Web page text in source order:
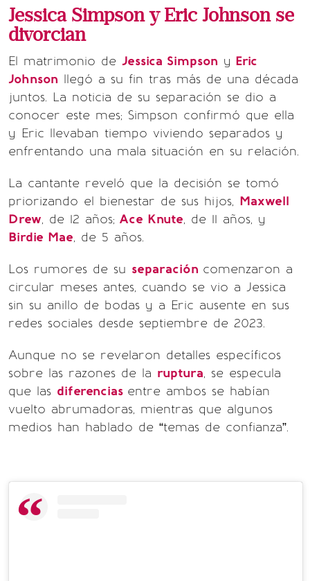
Jessica Simpson y Eric Johnson se
divorcian
El matrimonio de Jessica Simpson y Eric
Johnson llegó a su fin tras más de una década
juntos. La noticia de su separación se dio a
conocer este mes; Simpson confirmó que ella
y Eric llevaban tiempo viviendo separados y
enfrentando una mala situación en su relación.
La cantante reveló que la decisión se tomó
priorizando el bienestar de sus hijos, Maxwell
Drew, de 12 años; Ace Knute, de 11 años, y
Birdie Mae, de 5 años.
Los rumores de su separación comenzaron a
circular meses antes, cuando se vio a Jessica
sin su anillo de bodas y a Eric ausente en sus
redes sociales desde septiembre de 2023.
Aunque no se revelaron detalles específicos
sobre las razones de la ruptura, se especula
que las diferencias entre ambos se habían
vuelto abrumadoras, mientras que algunos
medios han hablado de “temas de confianza”.